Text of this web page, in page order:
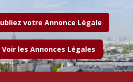
votre Annonce Légale
Voir les Annonces Légales